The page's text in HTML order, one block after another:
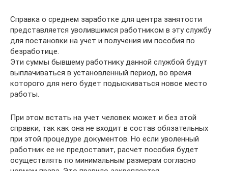
Справка о среднем заработке для центра занятости
представляется уволившимся работником в эту службу
для постановки на учет и получения им пособия по
безработице.
Эти суммы бывшему работнику данной службой будут
выплачиваться в установленный период, во время
которого для него будет подыскиваться новое место
работы.
При этом встать на учет человек может и без этой
справки, так как она не входит в состав обязательных
при этой процедуре документов. Но если уволенный
работник ее не предоставит, расчет пособия будет
осуществлять по минимальным размерам согласно